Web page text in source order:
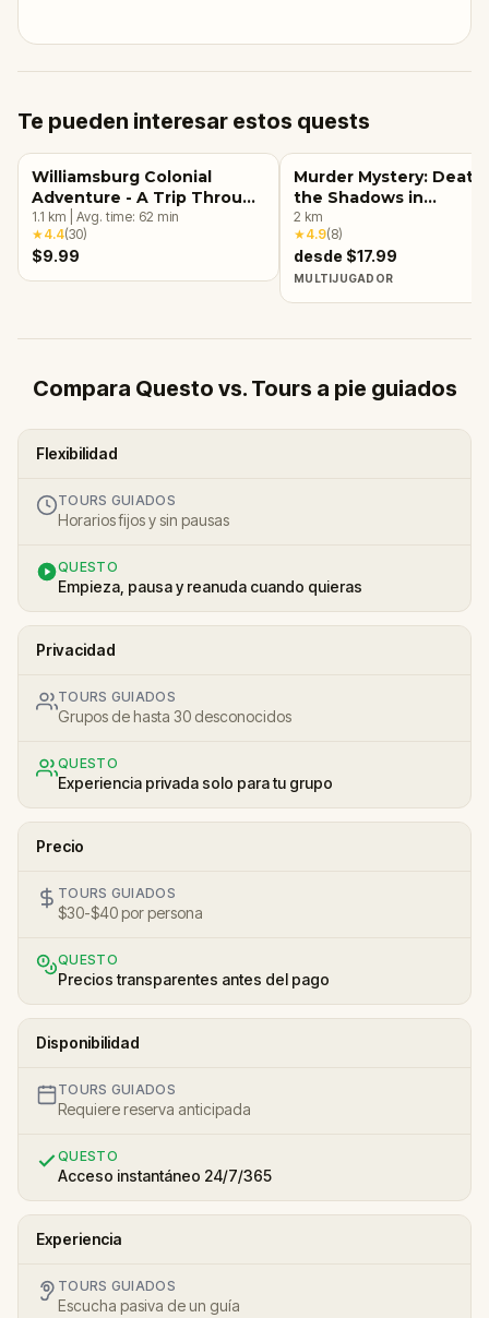
Te pueden interesar estos quests
Williamsburg Colonial
Adventure - A Trip Through
American History (PART 1)
1.1 km Avg. time: 62 min
★4.4(30)
$9.99
Murder Mystery: Death
the Shadows in
Williamsburg, VA
2 km
★4.9(8)
desde $17.99
MULTIJUGADOR
Compara Questo vs. Tours a pie guiados
Flexibilidad
TOURS GUIADOS
Horarios fijos y sin pausas
QUESTO
Empieza, pausa y reanuda cuando quieras
Privacidad
TOURS GUIADOS
Grupos de hasta 30 desconocidos
QUESTO
Experiencia privada solo para tu grupo
Precio
TOURS GUIADOS
$30-$40 por persona
QUESTO
Precios transparentes antes del pago
Disponibilidad
TOURS GUIADOS
Requiere reserva anticipada
QUESTO
Acceso instantáneo 24/7/365
Experiencia
TOURS GUIADOS
Escucha pasiva de un guía